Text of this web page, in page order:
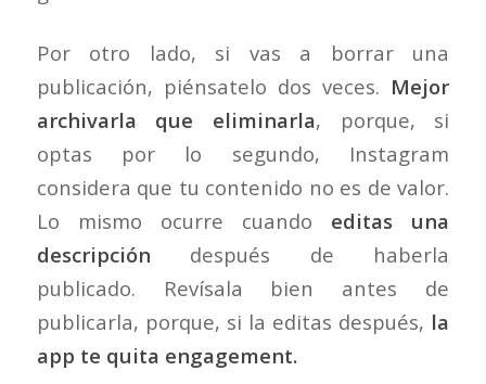
Por otro lado, si vas a borrar una
publicación, piénsatelo dos veces. Mejor
archivarla que eliminarla, porque, si
optas por lo segundo, Instagram
considera que tu contenido no es de valor.
Lo mismo ocurre cuando editas una
descripción después de haberla
publicado. Revísala bien antes de
publicarla, porque, si la editas después, la
app te quita engagement.